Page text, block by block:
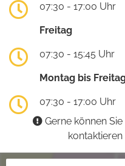
07:30 - 17:00 Uhr
Freitag
07:30 - 15:45 Uhr
Montag bis
07:30 - 17:00 Uhr
Gerne können